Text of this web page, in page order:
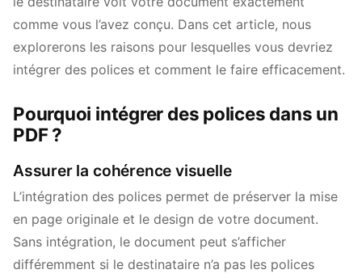
comme vous l’avez conçu. Dans cet article, nous
explorerons les raisons pour lesquelles vous devriez
intégrer des polices et comment le faire efficacement.
Pourquoi intégrer des polices dans un
PDF ?
Assurer la cohérence visuelle
L’intégration des polices permet de préserver la mise
en page originale et le design de votre document.
Sans intégration, le document peut s’afficher
différemment si le destinataire n’a pas les polices